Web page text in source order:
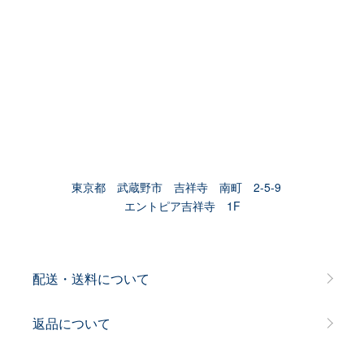
東京都 武蔵野市 吉祥寺 南町 2-5-9
エントピア吉祥寺 1F
配送・送料について
返品について